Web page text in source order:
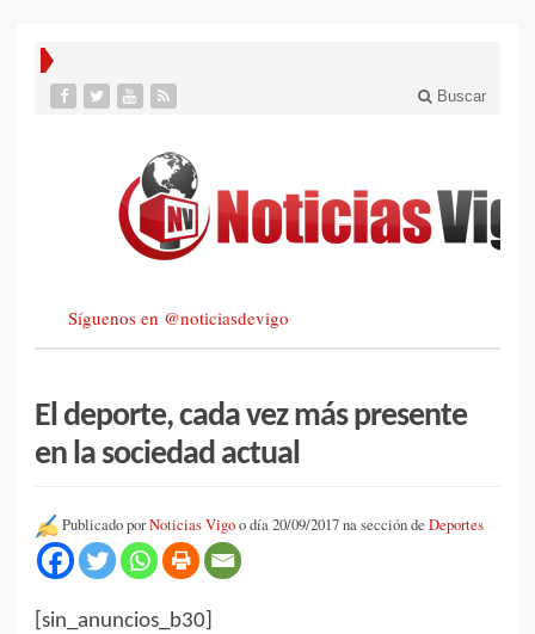
Buscar
Síguenos en @noticiasdevigo
El deporte, cada vez más presente
en la sociedad actual
Publicado porNoticias Vigoo día 20/09/2017 na sección de Deportes
[sin_anuncios_b30]